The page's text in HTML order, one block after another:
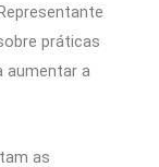
práticas
aumentar a
as